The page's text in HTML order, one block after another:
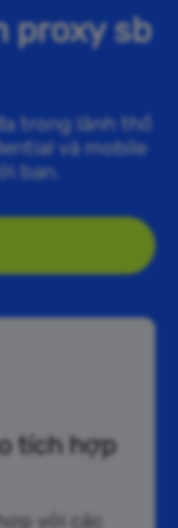
proxy sb
trong lãnh thổ
và mobile
bạn.
tích hợp
với các